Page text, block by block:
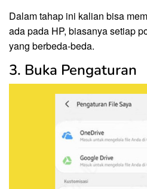
Dalam tahap ini kalian bisa
ada pada HP, biasanya setiap
yang berbeda-beda.
3. Buka Pengaturan